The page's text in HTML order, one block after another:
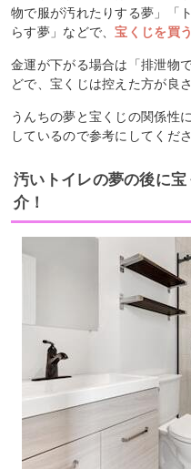
物で服が汚れたりする夢」「
らす夢」などで、宝くじを買
金運が下がる場合は「排泄物
どで、宝くじは控えた方が良
うんちの夢と宝くじの関係性
しているので参考にしてくださ
汚いトイレの夢の後に
介！